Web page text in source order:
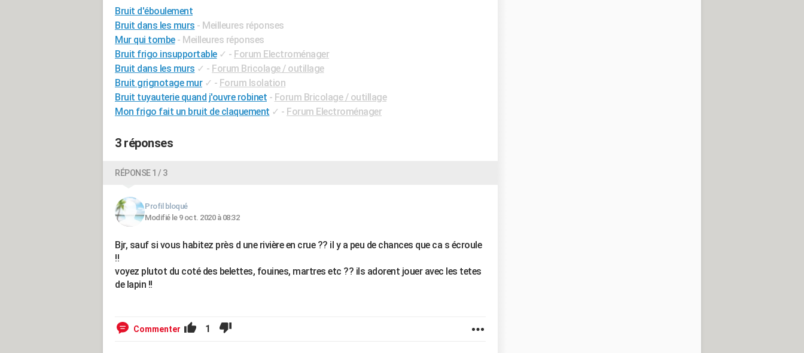
Bruit d'éboulement
Bruit dans les murs - Meilleures réponses
Mur qui tombe - Meilleures réponses
Bruit frigo insupportable ✓ - Forum Electroménager
Bruit dans les murs ✓ - Forum Bricolage / outillage
Bruit grignotage mur ✓ - Forum Isolation
Bruit tuyauterie quand j'ouvre robinet - Forum Bricolage / outillage
Mon frigo fait un bruit de claquement ✓ - Forum Electroménager
3 réponses
RÉPONSE 1 / 3
Profil bloqué
Modifié le 9 oct. 2020 à 08:32
Bjr, sauf si vous habitez près d une rivière en crue ?? il y a peu de chances que ca s écroule
!!
voyez plutot du coté des belettes, fouines, martres etc ?? ils adorent jouer avec les tetes
de lapin !!
Commenter 1